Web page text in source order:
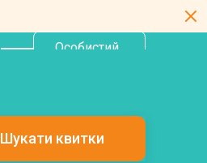
Особистий
Шукати квитки